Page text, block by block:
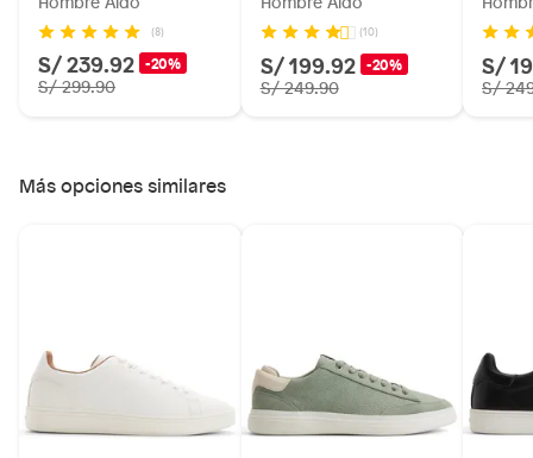
(8)
S/ 239.92 -20%
S/ 299.90
(10)
S/ 199.92 -20%
S/ 249.90
S/
S/
Más opciones similares